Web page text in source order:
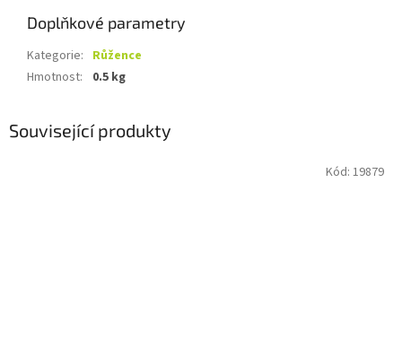
Doplňkové parametry
Kategorie: Růžence
Hmotnost: 0.5 kg
Související produkty
Kód: 19879